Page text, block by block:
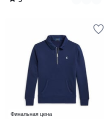
/
Финальная цена